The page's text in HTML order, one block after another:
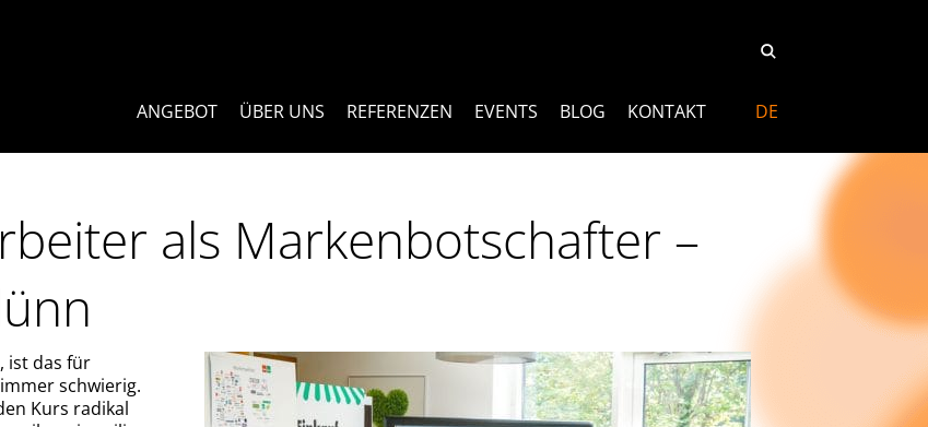
ANGEBOT ÜBER UNS REFERENZEN EVENTS BLOG KONTAKT DE
als Markenbotschafter –
ist das für
schwierig.
Kurs radikal